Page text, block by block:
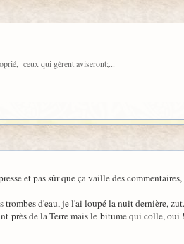
ceux qui gèrent aviseront;...
et pas sûr que ça vaille des
trombes d'eau, je l'ai loupé la nuit dernière, zut.
près de la Terre mais le bitume qui colle,